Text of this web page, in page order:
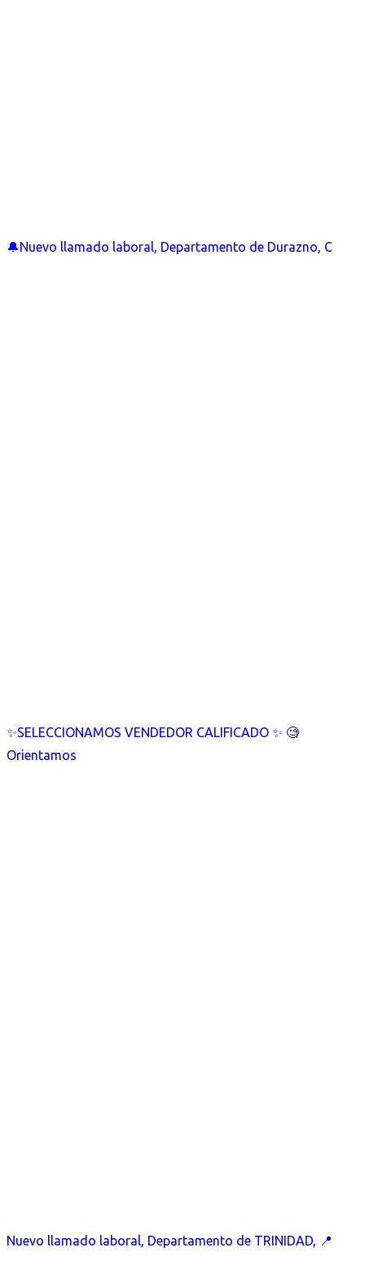
🔔Nuevo llamado laboral, Departamento de Durazno, C
✨SELECCIONAMOS VENDEDOR CALIFICADO ✨ 🧐
Orientamos
Nuevo llamado laboral, Departamento de TRINIDAD, 📍